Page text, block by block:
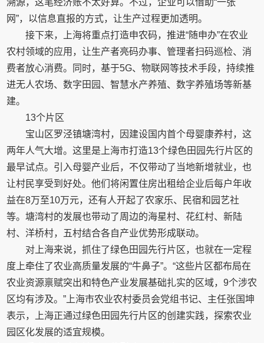
溯源，这笔经济账不太好算。不过，企业可以借助“一张
网”，以信息直报的方式，让生产过程更加透明。
接下来，上海将重点打造申农码，推进“随申办”在农业
农村领域的应用，让生产者亮码办事、管理者扫码巡检、消
费者放心消费。同时，基于5G、物联网等技术手段，持续推
进无人农场、数字田园、智慧水产养殖、数字养殖场等新基
建。
13个片区
宝山区罗泾镇塘湾村，因建设国内首个母婴康养村，这
两年人气大增。这里是上海市打造13个绿色田园先行片区的
最早试点。引入母婴产业后，不仅带动了当地新增就业，也
让村民享受到好处。他们将闲置住房出租给企业后每户年收
益在8万至10万元，还有人开起了农家乐、民宿和园艺社
等。塘湾村的发展也带动了周边的海星村、花红村、新陆
村、洋桥村，五村结合各自产业优势形成联动。
对上海来说，抓住了绿色田园先行片区，也就在一定程
度上牵住了农业高质量发展的“牛鼻子”。“这些片区都布局在
农业资源禀赋突出和特色产业发展基础扎实的区域，9个涉农
区均有涉及。”上海市农业农村委员会党组书记、主任张国坤
表示，上海正通过绿色田园先行片区的创建实践，探索农业
园区化发展的适宜规模。